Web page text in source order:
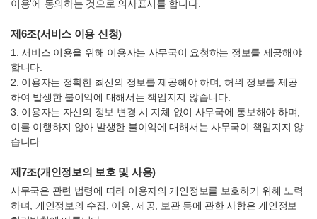
이용'에 동의하는 것으로 의사표시를 합니다.
제6조(서비스 이용 신청)
1. 서비스 이용을 위해 이용자는 사무국이 요청하는 정보를 제공해야
합니다.
2. 이용자는 정확한 최신의 정보를 제공해야 하며, 허위 정보를 제공
하여 발생한 불이익에 대해서는 책임지지 않습니다.
3. 이용자는 자신의 정보 변경 시 지체 없이 사무국에 통보해야 하며,
이를 이행하지 않아 발생한 불이익에 대해서는 사무국이 책임지지 않
습니다.
제7조(개인정보의 보호 및 사용)
사무국은 관련 법령에 따라 이용자의 개인정보를 보호하기 위해 노력
하며, 개인정보의 수집, 이용, 제공, 보관 등에 관한 사항은 개인정보